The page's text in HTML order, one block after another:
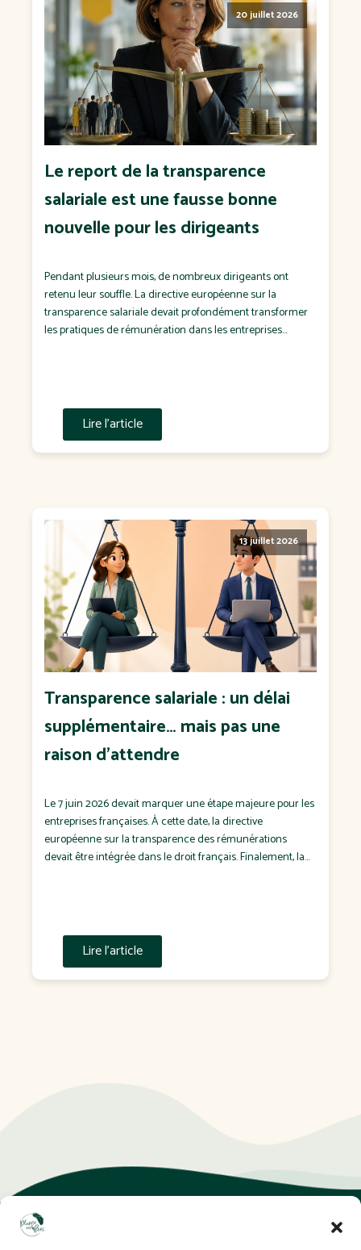
20 juillet 2026
Le report de la transparence
salariale est une fausse bonne
nouvelle pour les dirigeants
Pendant plusieurs mois, de nombreux dirigeants ont
retenu leur souffle. La directive européenne sur la
transparence salariale devait profondément transformer
les pratiques de rémunération dans les entreprises
Lire l'article
13 juillet 2026
Transparence salariale : un délai
supplémentaire… mais pas une
raison d'attendre
Le 7 juin 2026 devait marquer une étape majeure pour les
entreprises françaises. À cette date, la directive
européenne sur la transparence des rémunérations
devait être intégrée dans le droit français. Finalement, la
Lire l'article